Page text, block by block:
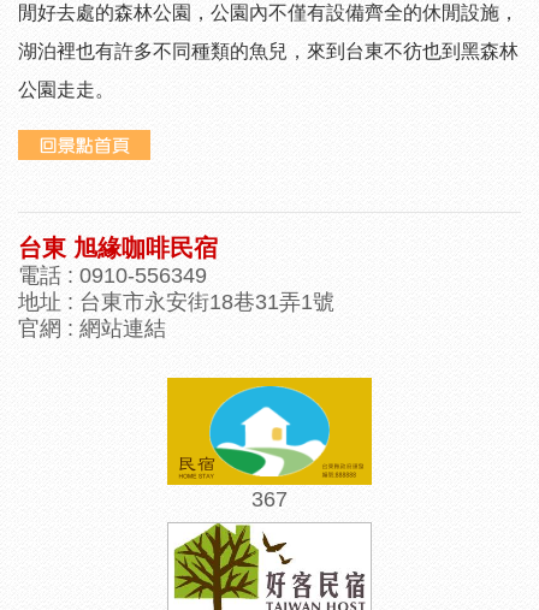
閒好去處的森林公園，公園內不僅有設備齊全的休閒設施，
湖泊裡也有許多不同種類的魚兒，來到台東不彷也到黑森林
公園走走。
台東 旭緣咖啡民宿
電話 : 0910-556349
地址 : 台東市永安街18巷31弄1號
官網 : 網站連結
367